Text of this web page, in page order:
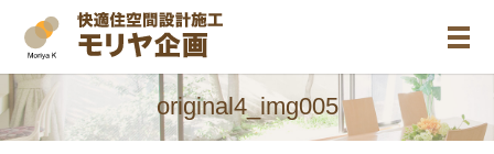
メ
original4_img005